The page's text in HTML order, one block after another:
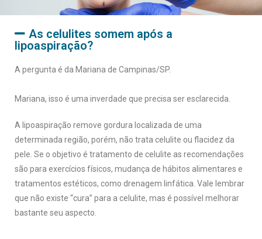
As celulites somem após a
lipoaspiração?​
A pergunta é da Mariana de Campinas/SP.
Mariana, isso é uma inverdade que precisa ser esclarecida.
A lipoaspiração remove gordura localizada de uma
determinada região, porém, não trata celulite ou flacidez da
pele. Se o objetivo é tratamento de celulite as recomendações
são para exercícios físicos, mudança de hábitos alimentares e
tratamentos estéticos, como drenagem linfática. Vale lembrar
que não existe “cura” para a celulite, mas é possível melhorar
bastante seu aspecto. ⠀